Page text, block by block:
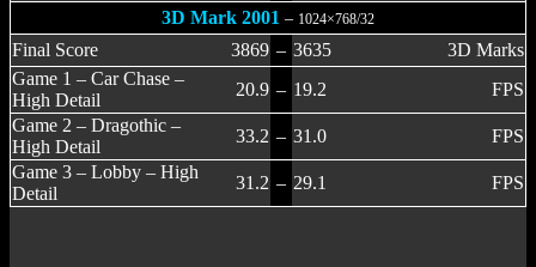
3D Mark 2001 – 1024×768/32
Final Score 3869 – 3635
3D Marks
Game 1 – Car Chase –
High Detail
20.9 – 19.2
FPS
Game 2 – Dragothic –
High Detail
33.2 – 31.0
FPS
Game 3 – Lobby – High
Detail
31.2 – 29.1 FPS